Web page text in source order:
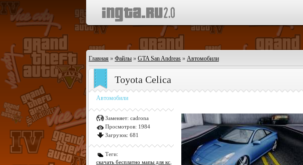
Главная » Файлы » GTA San Andreas » Автомобили
Toyota Celica
Автомобили
Заменяет: cadrona
Просмотров: 1984
Загрузок: 681
Теги:
скачать бесплатно мапы для кс